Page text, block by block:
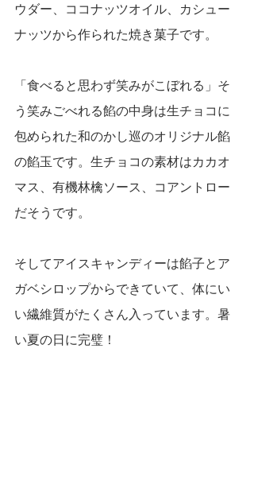
ウダー、ココナッツオイル、カシュー
ナッツから作られた焼き菓子です。
「食べると思わず笑みがこぼれる」そ
う笑みごべれる餡の中身は生チョコに
包められた和のかし巡のオリジナル餡
の餡玉です。生チョコの素材はカカオ
マス、有機林檎ソース、コアントロー
だそうです。
そしてアイスキャンディーは餡子とア
ガベシロップからできていて、体にい
い繊維質がたくさん入っています。暑
い夏の日に完璧！